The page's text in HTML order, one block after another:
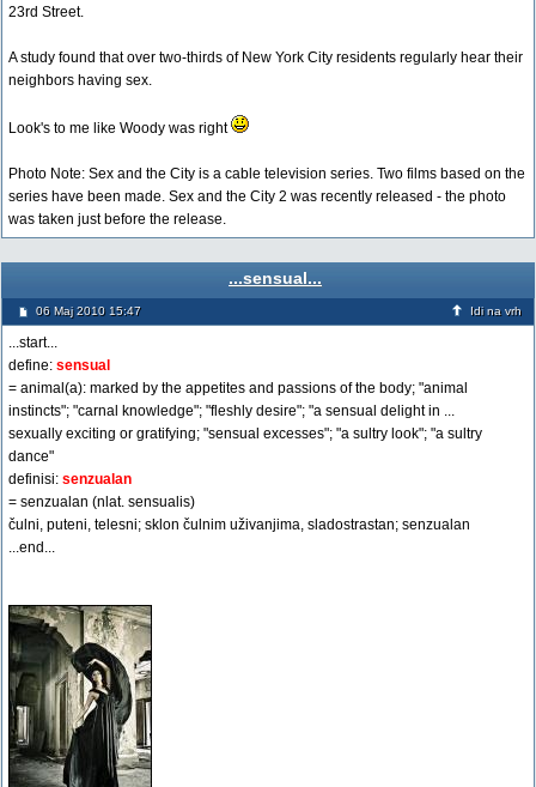
23rd Street.
A study found that over two-thirds of New York City residents regularly hear their
neighbors having sex.
Look's to me like Woody was right
Photo Note: Sex and the City is a cable television series. Two films based on the
series have been made. Sex and the City 2 was recently released - the photo
was taken just before the release.
...sensual...
06 Maj 2010 15:47 Idi na vrh
...start...
define: sensual
= animal(a): marked by the appetites and passions of the body; "animal
instincts"; "carnal knowledge"; "fleshly desire"; "a sensual delight in ...
sexually exciting or gratifying; "sensual excesses"; "a sultry look"; "a sultry
dance"
definisi: senzualan
= senzualan (nlat. sensualis)
čulni, puteni, telesni; sklon čulnim uživanjima, sladostrastan; senzualan
...end...